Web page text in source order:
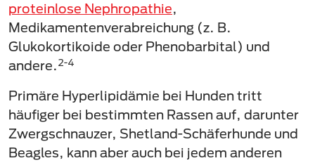
proteinlose Nephropathie,
Medikamentenverabreichung (z. B.
Glukokortikoide oder Phenobarbital) und
andere.2-4
Primäre Hyperlipidämie bei Hunden tritt
häufiger bei bestimmten Rassen auf, darunter
Zwergschnauzer, Shetland-Schäferhunde und
Beagles, kann aber auch bei jedem anderen